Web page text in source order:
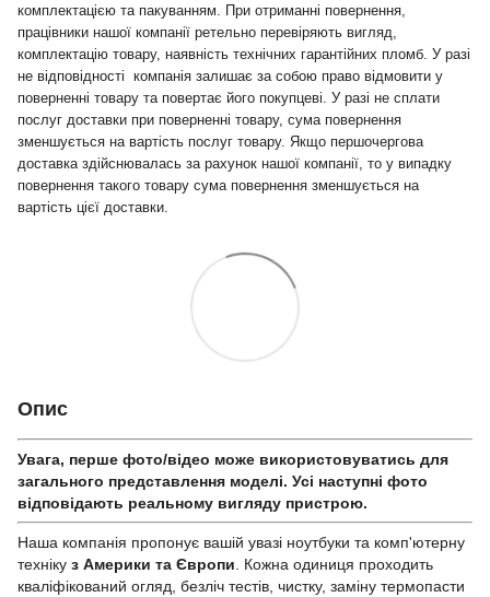
комплектацією та пакуванням. При отриманні повернення,
працівники нашої компанії ретельно перевіряють вигляд,
комплектацію товару, наявність технічних гарантійних пломб. У разі
не відповідності компанія залишає за собою право відмовити у
поверненні товару та повертає його покупцеві. У разі не сплати
послуг доставки при поверненні товару, сума повернення
зменшується на вартість послуг товару. Якщо першочергова
доставка здійснювалась за рахунок нашої компанії, то у випадку
повернення такого товару сума повернення зменшується на
вартість цієї доставки.
Опис
Увага, перше фото/відео може використовуватись для
загального представлення моделі. Усі наступні фото
відповідають реальному вигляду пристрою.
Наша компанія пропонує вашій увазі ноутбуки та комп'ютерну
техніку з Америки та Європи . Кожна одиниця проходить
кваліфікований огляд, безліч тестів, чистку, заміну термопасти